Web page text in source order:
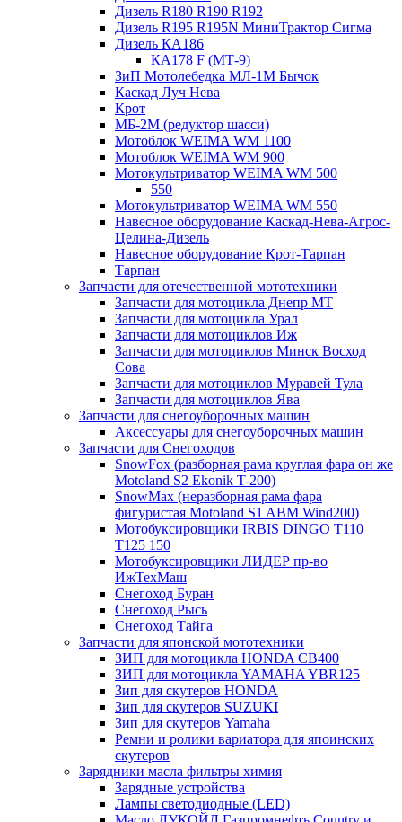
Дизель R180 R190 R192
Дизель R195 R195N МиниТрактор Сигма
Дизель КА186
КА178 F (МТ-9)
ЗиП Мотолебедка МЛ-1М Бычок
Каскад Луч Нева
Крот
МБ-2М (редуктор шасси)
Мотоблок WEIMA WM 1100
Мотоблок WEIMA WM 900
Мотокультриватор WEIMA WM 500
550
Мотокультриватор WEIMA WM 550
Навесное оборудование Каскад-Нева-Агрос-
Целина-Дизель
Навесное оборудование Крот-Тарпан
Тарпан
Запчасти для отечественной мототехники
Запчасти для мотоцикла Днепр МТ
Запчасти для мотоцикла Урал
Запчасти для мотоциклов Иж
Запчасти для мотоциклов Минск Восход
Сова
Запчасти для мотоциклов Муравей Тула
Запчасти для мотоциклов Ява
Запчасти для снегоуборочных машин
Аксессуары для снегоуборочных машин
Запчасти для Снегоходов
SnowFox (разборная рама круглая фара он же
Motoland S2 Ekonik T-200)
SnowMax (неразборная рама фара
фигуристая Motoland S1 ABM Wind200)
Мотобуксировщики IRBIS DINGO Т110
Т125 150
Мотобуксировщики ЛИДЕР пр-во
ИжТехМаш
Снегоход Буран
Снегоход Рысь
Снегоход Тайга
Запчасти для японской мототехники
ЗИП для мотоцикла HONDA CB400
ЗИП для мотоцикла YAMAHA YBR125
Зип для скутеров HONDA
Зип для скутеров SUZUKI
Зип для скутеров Yamaha
Ремни и ролики вариатора для япоинских
скутеров
Зарядники масла фильтры химия
Зарядные устройства
Лампы светодиодные (LED)